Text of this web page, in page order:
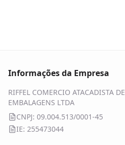
Informações da Empresa
RIFFEL COMERCIO ATACADISTA DE
EMBALAGENS LTDA
CNPJ: 09.004.513/0001-45
IE: 255473044